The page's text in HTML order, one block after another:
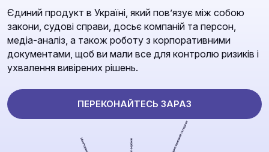
Єдиний продукт в Україні, який повʼязує між собою
закони, судові справи, досьє компаній та персон,
медіа-аналіз, а також роботу з корпоративними
документами, щоб ви мали все для контролю ризиків і
ухвалення вивірених рішень.
ПЕРЕКОНАЙТЕСЬ ЗАРАЗ